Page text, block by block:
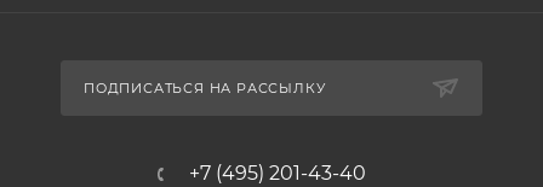
ПОДПИСАТЬСЯ НА РАССЫЛКУ
+7 (495) 201-43-40